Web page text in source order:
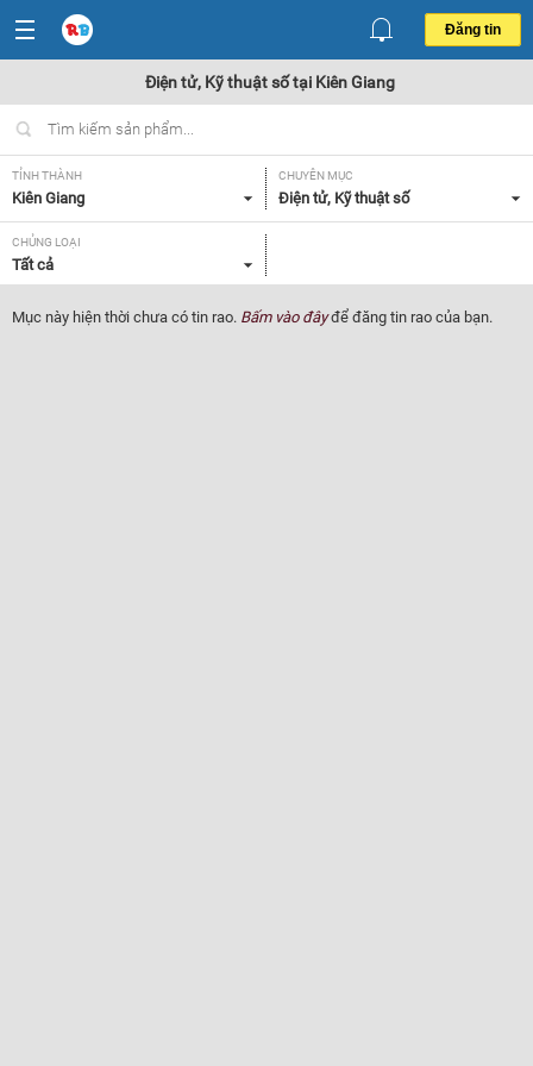
Đăng tin
Điện tử, Kỹ thuật số tại Kiên Giang
TỈNH THÀNH
Kiên Giang
CHUYÊN MỤC
Điện tử, Kỹ thuật số
CHỦNG LOẠI
Tất cả
Mục này hiện thời chưa có tin rao. Bấm vào đâyđể đăng tin rao của bạn.